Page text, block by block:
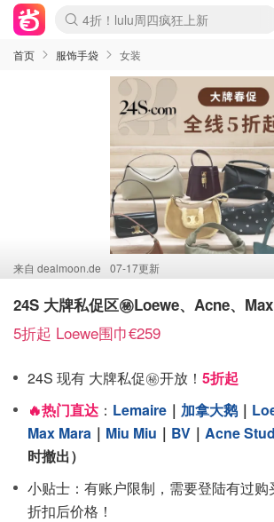
Boticinal 夏促开抢！
4折！lulu周四疯狂上新
Joybuy变相75折 随时失效
速领！Stanley独家85折
疑似霸哥！Camper额外叠85折
Zalando 奥莱闪促！每日更新
Moncler反季囤！5折起+叠9折
Coach Brooklyn仅€192
首页 服饰手袋 女装
来自 dealmoon.de 07-17更新
24S 大牌私促区㊙️Loewe、Acne、
5折起 Loewe围巾€259
24S 现有 大牌私促㊙️开放！ 5折起
🔥热门直达 ： Lemaire ｜ 加拿大鹅 ｜
Max Mara ｜ Miu Miu ｜ BV ｜ Acne
时撤出）
小贴士：有账户限制，需要登陆有过
折扣后价格！